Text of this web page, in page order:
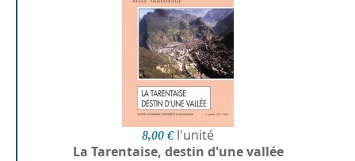
8,00 € l'unité
La Tarentaise, destin d'une vallée